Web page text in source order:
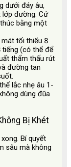
dưới đáy âu,
đường. Cứ
bằng một
tối thiểu 8
tiếng (có thể để
thẩm thấu rút
đường tan
lắc nhẹ âu 1-
dùng đũa
Bị Khét
Bí quyết
sâu mà không